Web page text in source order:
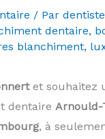
/ Par dentiste
dentaire,
blanchiment,
et souhaitez
dentaire Arnould-
, à